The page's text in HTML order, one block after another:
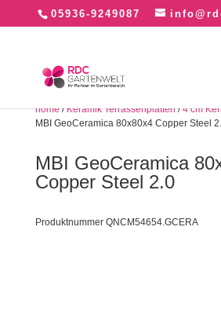
05936-9249087
home/Keramik Terrassenplatten/4 cm
MBI GeoCeramica 80x80x4 Copper Steel
MBI GeoCeramica
Copper Steel 2.0
Produktnummer QNCM54654.GCERA